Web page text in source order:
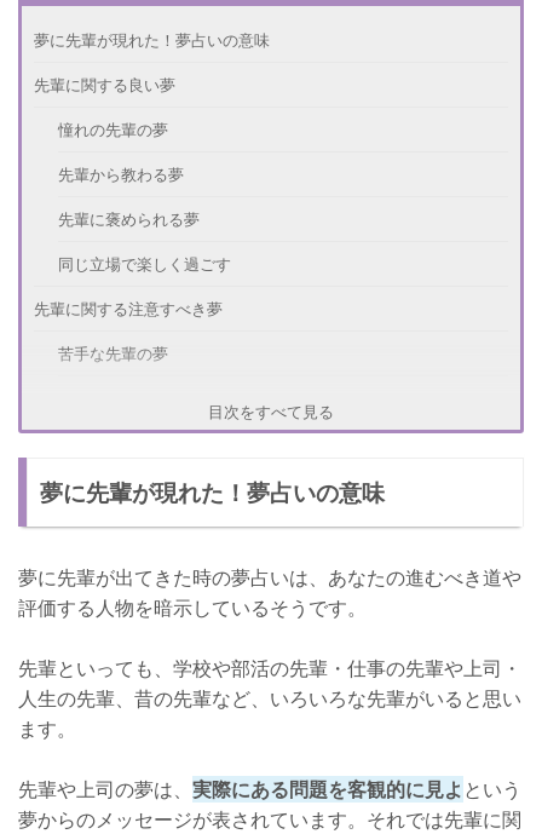
夢に先輩が現れた！夢占いの意味
先輩に関する良い夢
憧れの先輩の夢
先輩から教わる夢
先輩に褒められる夢
同じ立場で楽しく過ごす
先輩に関する注意すべき夢
苦手な先輩の夢
顔を触られる夢
他にもある先輩の夢占い
さいごに
目次をすべて見る
夢に先輩が現れた！夢占いの意味
夢に先輩が出てきた時の夢占いは、あなたの進むべき道や
評価する人物を暗示しているそうです。
先輩といっても、学校や部活の先輩・仕事の先輩や上司・
人生の先輩、昔の先輩など、いろいろな先輩がいると思い
ます。
先輩や上司の夢は、 実際にある問題を客観的に見よという
夢からのメッセージが表されています。それでは先輩に関